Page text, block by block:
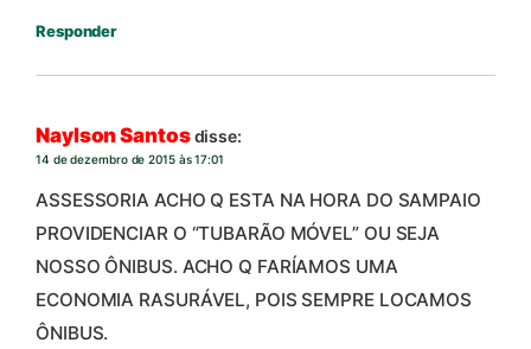
Responder
Naylson Santosdisse:
14 de dezembro de 2015 às 17:01
ASSESSORIA ACHO Q ESTA NA HORA DO SAMPAIO
PROVIDENCIAR O “TUBARÃO MÓVEL” OU SEJA
NOSSO ÔNIBUS. ACHO Q FARÍAMOS UMA
ECONOMIA RASURÁVEL, POIS SEMPRE LOCAMOS
ÔNIBUS.